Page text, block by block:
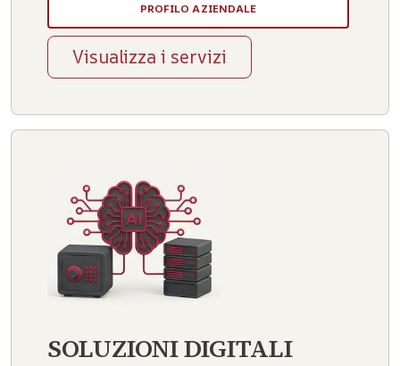
PROFILO AZIENDALE
Visualizza i servizi
SOLUZIONI DIGITALI